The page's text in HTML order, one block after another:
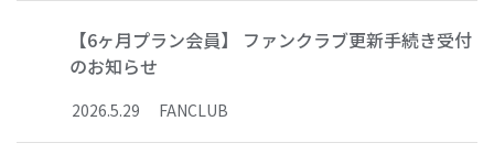
【6ヶ月プラン会員】 ファンクラブ更新手続き受付
のお知らせ
2026.5.29 FANCLUB